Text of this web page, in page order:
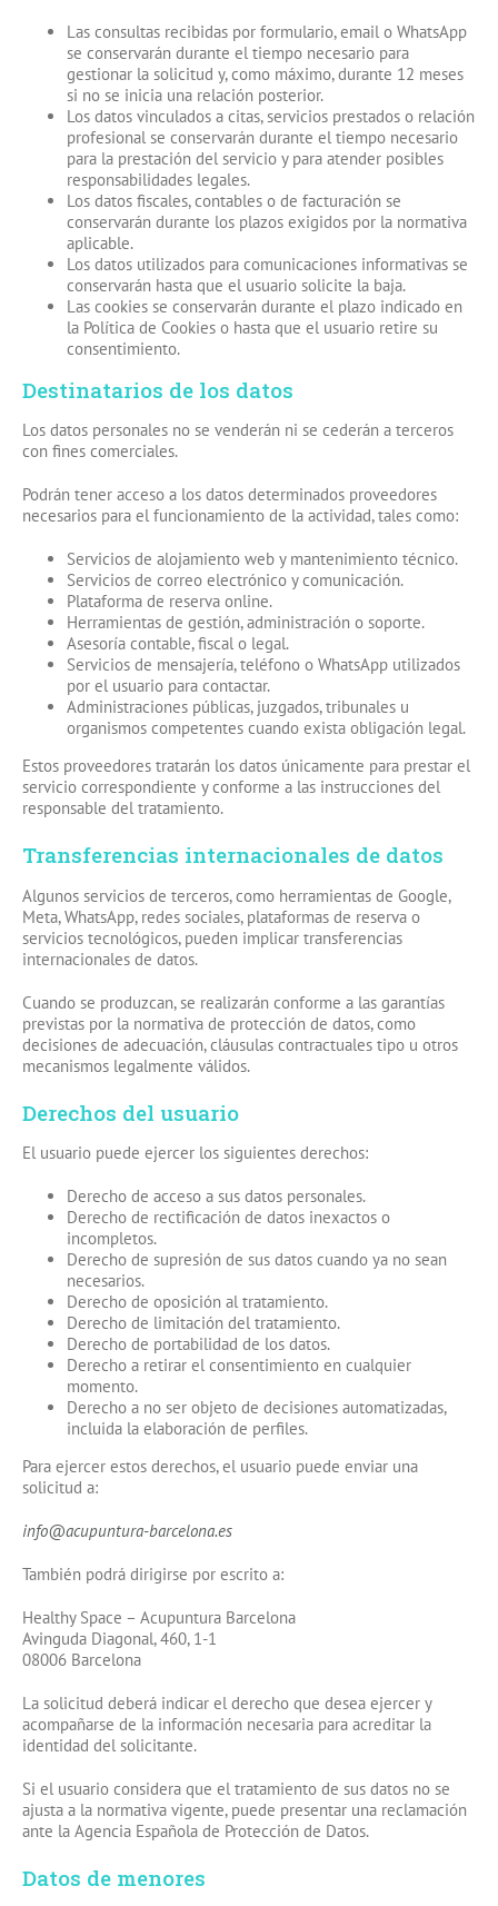
Las consultas recibidas por formulario, email o WhatsApp
se conservarán durante el tiempo necesario para
gestionar la solicitud y, como máximo, durante 12 meses
si no se inicia una relación posterior.
Los datos vinculados a citas, servicios prestados o relación
profesional se conservarán durante el tiempo necesario
para la prestación del servicio y para atender posibles
responsabilidades legales.
Los datos fiscales, contables o de facturación se
conservarán durante los plazos exigidos por la normativa
aplicable.
Los datos utilizados para comunicaciones informativas se
conservarán hasta que el usuario solicite la baja.
Las cookies se conservarán durante el plazo indicado en
la Política de Cookies o hasta que el usuario retire su
consentimiento.
Destinatarios de los datos
Los datos personales no se venderán ni se cederán a terceros
con fines comerciales.
Podrán tener acceso a los datos determinados proveedores
necesarios para el funcionamiento de la actividad, tales como:
Servicios de alojamiento web y mantenimiento técnico.
Servicios de correo electrónico y comunicación.
Plataforma de reserva online.
Herramientas de gestión, administración o soporte.
Asesoría contable, fiscal o legal.
Servicios de mensajería, teléfono o WhatsApp utilizados
por el usuario para contactar.
Administraciones públicas, juzgados, tribunales u
organismos competentes cuando exista obligación legal.
Estos proveedores tratarán los datos únicamente para prestar el
servicio correspondiente y conforme a las instrucciones del
responsable del tratamiento.
Transferencias internacionales de datos
Algunos servicios de terceros, como herramientas de Google,
Meta, WhatsApp, redes sociales, plataformas de reserva o
servicios tecnológicos, pueden implicar transferencias
internacionales de datos.
Cuando se produzcan, se realizarán conforme a las garantías
previstas por la normativa de protección de datos, como
decisiones de adecuación, cláusulas contractuales tipo u otros
mecanismos legalmente válidos.
Derechos del usuario
El usuario puede ejercer los siguientes derechos:
Derecho de acceso a sus datos personales.
Derecho de rectificación de datos inexactos o
incompletos.
Derecho de supresión de sus datos cuando ya no sean
necesarios.
Derecho de oposición al tratamiento.
Derecho de limitación del tratamiento.
Derecho de portabilidad de los datos.
Derecho a retirar el consentimiento en cualquier
momento.
Derecho a no ser objeto de decisiones automatizadas,
incluida la elaboración de perfiles.
Para ejercer estos derechos, el usuario puede enviar una
solicitud a:
info@acupuntura-barcelona.es
También podrá dirigirse por escrito a:
Healthy Space – Acupuntura Barcelona
Avinguda Diagonal, 460, 1-1
08006 Barcelona
La solicitud deberá indicar el derecho que desea ejercer y
acompañarse de la información necesaria para acreditar la
identidad del solicitante.
Si el usuario considera que el tratamiento de sus datos no se
ajusta a la normativa vigente, puede presentar una reclamación
ante la Agencia Española de Protección de Datos.
Datos de menores